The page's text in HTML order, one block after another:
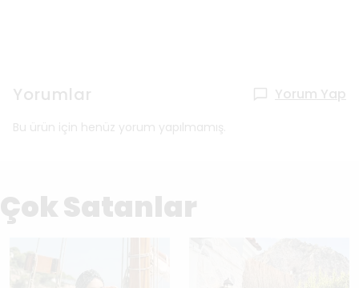
Yorumlar Yorum Yap
Bu ürün için henüz yorum yapılmamış.
Çok Satanlar